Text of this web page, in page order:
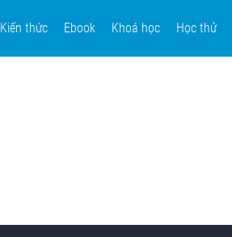
Kiến thức Ebook Khoá học Học thử